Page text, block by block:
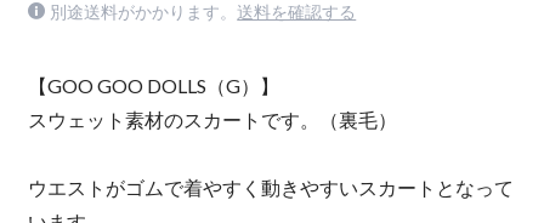
別途送料がかかります。 送料を確認する
【GOO GOO DOLLS（G）】
スウェット素材のスカートです。（裏毛）
ウエストがゴムで着やすく動きやすいスカートとなって